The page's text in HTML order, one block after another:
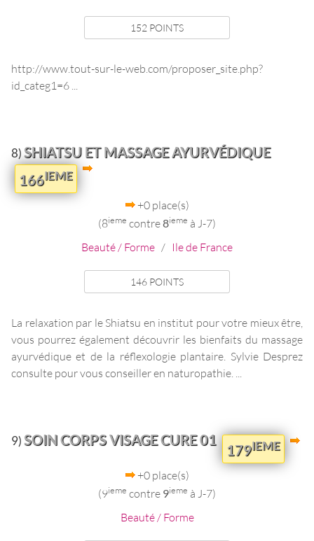
152 POINTS
http://www.tout-sur-le-web.com/proposer_site.php?
id_categ1=6 ...
8)SHIATSU ET MASSAGE AYURVÉDIQUE
166IEME
+0 place(s)
(8ieme contre8ieme à J-7)
Beauté / Forme / Ile de France
146 POINTS
La relaxation par le Shiatsu en institut pour votre mieux être,
vous pourrez également découvrir les bienfaits du massage
ayurvédique et de la réflexologie plantaire. Sylvie Desprez
consulte pour vous conseiller en naturopathie. ...
9)SOIN CORPS VISAGE CURE 01
179IEME
+0 place(s)
(9ieme contre 9ieme à J-7)
Beauté / Forme